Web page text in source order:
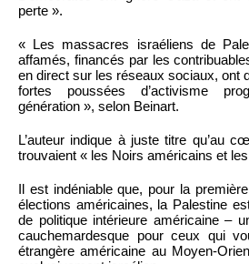
perte ».
« Les massacres israéliens de
affamés, financés par les
en direct sur les réseaux sociaux, ont
fortes poussées d’activisme
génération », selon Beinart.
L’auteur indique à juste titre qu’au
trouvaient « les Noirs américains et
Il est indéniable que, pour la
élections américaines, la Palestine
de politique intérieure américaine –
cauchemardesque pour ceux qui
étrangère américaine au Moyen-